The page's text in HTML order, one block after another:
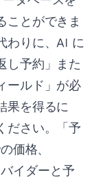
ことができま
わりに、AI に
し予約」また
ールド」が必
果を得るに
ださい。「予
価格、
イダーと予